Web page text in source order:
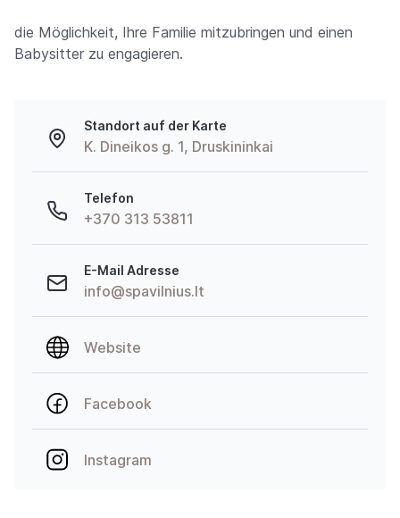
die Möglichkeit, Ihre Familie mitzubringen und einen
Babysitter zu engagieren.
Standort auf der Karte
K. Dineikos g. 1, Druskininkai
Telefon
+370 313 53811
E-Mail Adresse
info@spavilnius.lt
Website
Facebook
Instagram